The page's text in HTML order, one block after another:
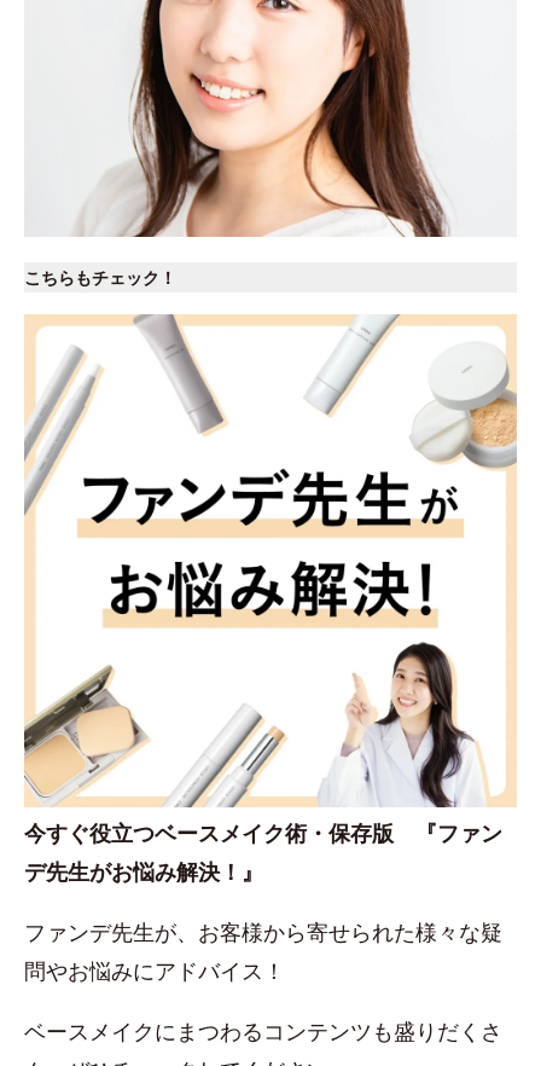
こちらもチェック！
今すぐ役立つベースメイク術・保存版 『ファン
デ先生がお悩み解決！』
ファンデ先生が、お客様から寄せられた様々な疑
問やお悩みにアドバイス！
ベースメイクにまつわるコンテンツも盛りだくさ